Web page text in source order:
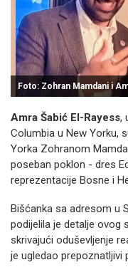
Foto: Zohran Mamdani i
Amra Šabić El-Rayess,
Columbia u New Yorku,
Yorka Zohranom
poseban poklon - dres
reprezentacije Bosne i
Bišćanka sa adresom u
podijelila je detalje ovog
skrivajući oduševljenje
je ugledao prepoznatljivi